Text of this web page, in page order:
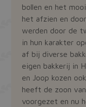
bollen en het
het afzien en
werden door de
in hun karakter
af bij diverse
eigen bakkerij in
en Joop kozen
heeft de zoon
voorgezet en nu